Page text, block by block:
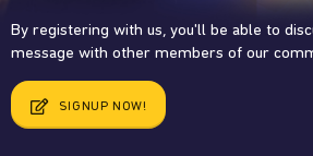
By registering with us, you'll be able to
message with other members of our
SIGNUP NOW!